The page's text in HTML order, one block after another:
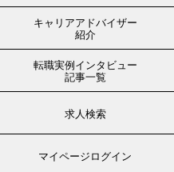
キャリアアドバイザー
紹介
転職実例インタビュー
記事一覧
求人検索
マイページログイン